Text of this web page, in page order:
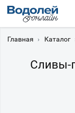
Главная › Каталог
Сливы-